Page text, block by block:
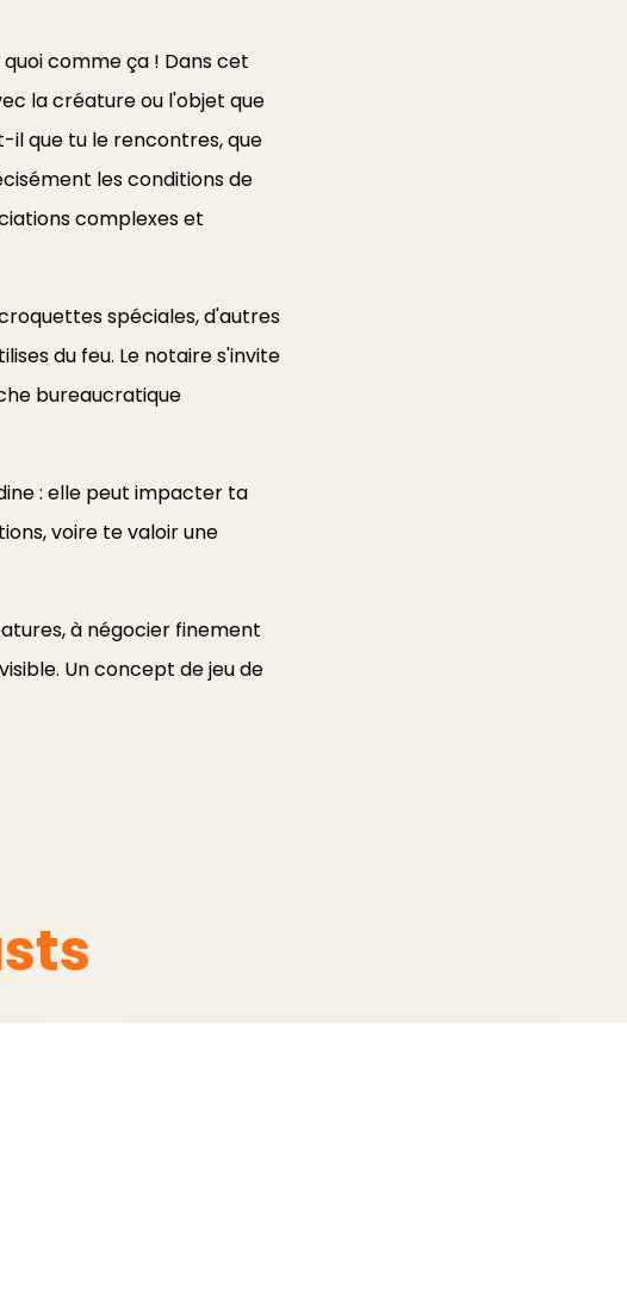
comme ça ! Dans cet
la créature ou l'objet que
il que tu le rencontres, que
les conditions de
complexes et
spéciales, d'autres
du feu. Le notaire s'invite
bureaucratique
: elle peut impacter ta
voire te valoir une
à négocier finement
Un concept de jeu de